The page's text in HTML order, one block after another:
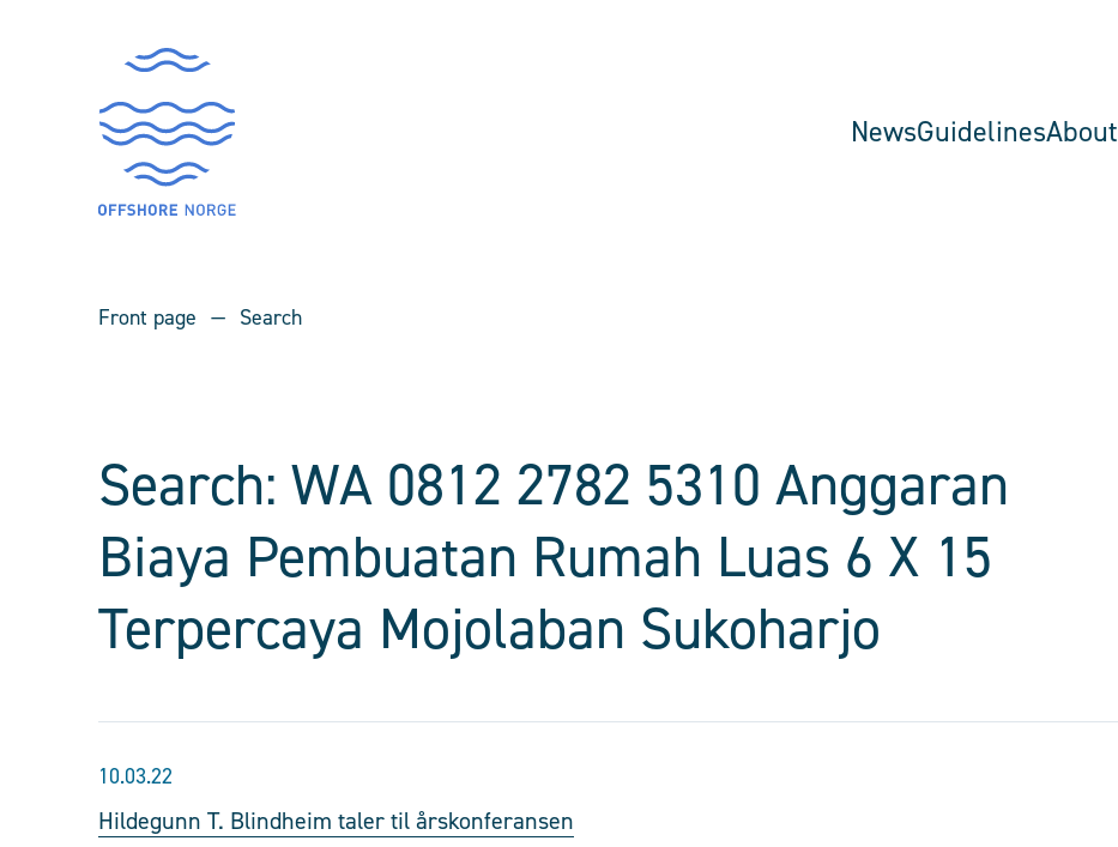
NewsGuidelinesAbout
Front page Search
Search: WA 0812 2782 5310 Anggaran
Biaya Pembuatan Rumah Luas 6 X 15
Terpercaya Mojolaban Sukoharjo
10.03.22
Hildegunn T. Blindheim taler til årskonferansen